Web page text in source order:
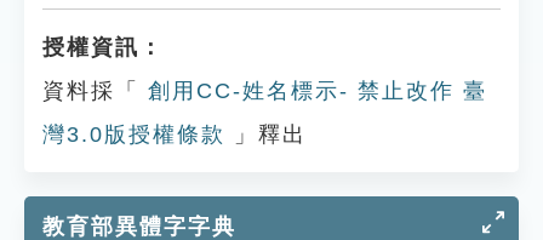
授權資訊：
資料採「
創用CC-姓名標示- 禁止改作 臺
灣3.0版授權條款
」釋出
教育部異體字字典